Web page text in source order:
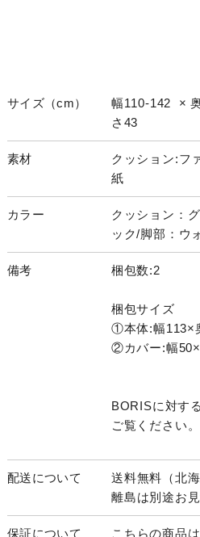
サイズ（cm）
幅110-142 ×
さ43
素材
クッション:フ
紙
カラー
クッション：
ック/脚部：ウ
備考 梱包数:2
梱包サイズ
①本体:幅113×
②カバー:幅
BORISに対す
ご覧ください。
配送について
送料無料（北
離島は別途お
保証について こちらの商品